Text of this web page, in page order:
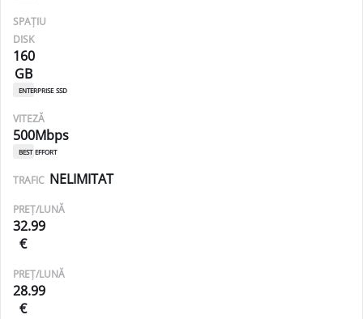
SPAȚIU
DISK
160
GB
enterprise ssd
VITEZĂ
500Mbps
best effort
TRAFIC NELIMITAT
PREȚ/LUNĂ
32.99
€
PREȚ/LUNĂ
28.99
€